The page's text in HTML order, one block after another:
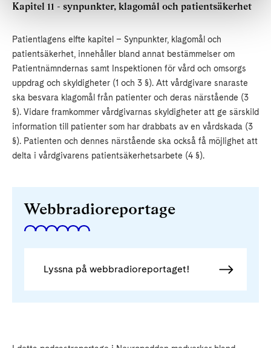
Kapitel 11 - synpunkter, klagomål och patientsäkerhet
Patientlagens elfte kapitel – Synpunkter, klagomål och
patientsäkerhet, innehåller bland annat bestämmelser om
Patientnämndernas samt Inspektionen för vård och omsorgs
uppdrag och skyldigheter (1 och 3 §). Att vårdgivare snaraste
ska besvara klagomål från patienter och deras närstående (3
§). Vidare framkommer vårdgivarnas skyldigheter att ge särskild
information till patienter som har drabbats av en vårdskada (3
§). Patienten och dennes närstående ska också få möjlighet att
delta i vårdgivarens patientsäkerhetsarbete (4 §).
Webbradioreportage
Lyssna på webbradioreportaget!